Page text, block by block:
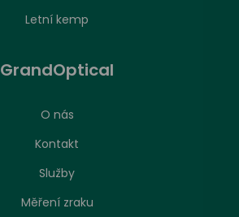
Letní kemp
GrandOptical
O nás
Kontakt
Služby
Měření zraku